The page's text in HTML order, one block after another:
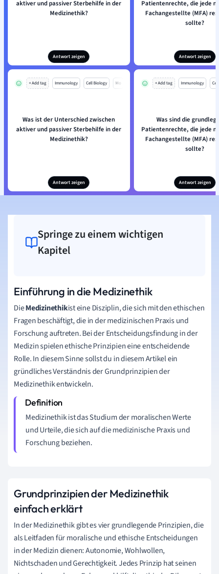
aktiver und passiver Sterbehilfe in der
Medizinethik?
Antwort zeigen
Patientenrechte, die jede
Fachangestellte (MFA)
sollte?
Antwort zeigen
+ Add tag Immunology Cell Biology Mo
Was ist der Unterschied zwischen
aktiver und passiver Sterbehilfe in der
Medizinethik?
Antwort zeigen
+ Add tag Immunology
Was sind die
Patientenrechte, die jede
Fachangestellte (MFA)
sollte?
Antwort zeigen
Springe zu einem wichtigen
Kapitel
Einführung in die Medizinethik
DieMedizinethikist eine Disziplin, die sich mit den ethischen
Fragen beschäftigt, die in der medizinischen Praxis und
Forschung auftreten. Bei der Entscheidungsfindung in der
Medizin spielen ethische Prinzipien eine entscheidende
Rolle. In diesem Sinne sollst du in diesem Artikel ein
gründliches Verständnis der Grundprinzipien der
Medizinethik entwickeln.
Medizinethik ist das Studium der moralischen Werte
und Urteile, die sich auf die medizinische Praxis und
Forschung beziehen.
Grundprinzipien der Medizinethik
einfach erklärt
In der Medizinethik gibt es vier grundlegende Prinzipien, die
als Leitfaden für moralische und ethische Entscheidungen
in der Medizin dienen: Autonomie, Wohlwollen,
Nichtschaden und Gerechtigkeit. Jedes Prinzip hat seinen